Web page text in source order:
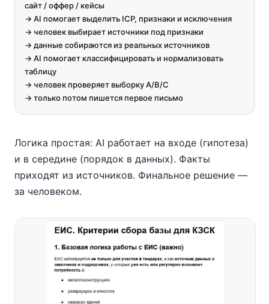
сайт / оффер / кейсы
-> AI помогает выделить ICP, признаки и исключения
-> человек выбирает источники под признаки
-> данные собираются из реальных источников
-> AI помогает классифицировать и нормализовать
таблицу
-> человек проверяет выборку A/B/C
-> только потом пишется первое письмо
Логика простая: AI работает на входе (гипотеза)
и в середине (порядок в данных). Факты
приходят из источников. Финальное решение —
за человеком.